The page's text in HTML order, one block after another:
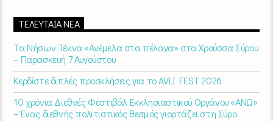
ΤΕΛΕΥΤΑΊΑ ΝΈΑ
Τα Νήσων Τέκνα «Ανέμελα στα πέλαγα» στα Χρούσσα Σύρου
– Παρασκευή 7 Αυγούστου
Κερδίστε διπλές προσκλήσεις για το AVLI FEST 2026
10 χρόνια Διεθνές Φεστιβάλ Εκκλησιαστικού Οργάνου «ΑΝΩ»
– Ένας διεθνής πολιτιστικός θεσμός γιορτάζει στη Σύρο​